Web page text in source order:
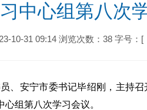
中心组第八次
10-31 09:14 浏览次数：38 字号：[
安宁市委书记毕绍刚，主持召
组第八次学习会议。